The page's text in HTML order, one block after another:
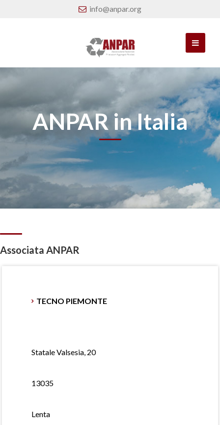
info@anpar.org
ANPAR in Italia
Associata ANPAR
TECNO PIEMONTE
Statale Valsesia, 20
13035
Lenta